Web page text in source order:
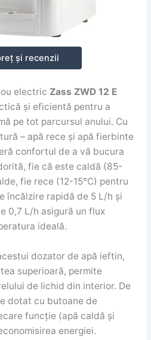
și recenzii
electric Zass ZWD 12 E
și eficientă pentru a
pe tot parcursul anului. Cu
– apă rece și apă fierbinte
confortul de a vă bucura
fie că este caldă (85-
fie rece (12-15°C) pentru
încălzire rapidă de 5 L/h și
0,7 L/h asigură un flux
ideală.
dozator de apă ieftin,
superioară, permite
de lichid din interior. De
dotat cu butoane de
funcție (apă caldă și
energiei.